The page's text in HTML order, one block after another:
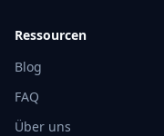
Ressourcen
Blog
FAQ
Über uns